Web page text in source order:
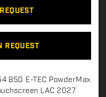
REQUEST
850 E-TEC PowderMax
LAC 2027